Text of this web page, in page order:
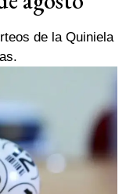
de la Quiniela